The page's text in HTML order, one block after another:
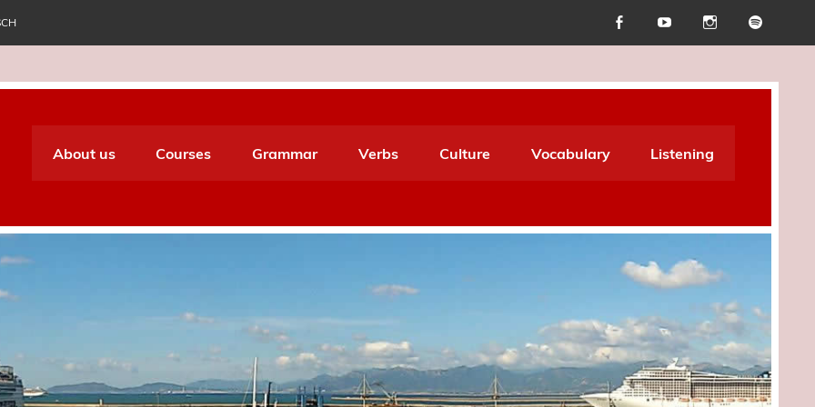
World Italiano
About us Courses Grammar Verbs Culture Vocabulary Listening